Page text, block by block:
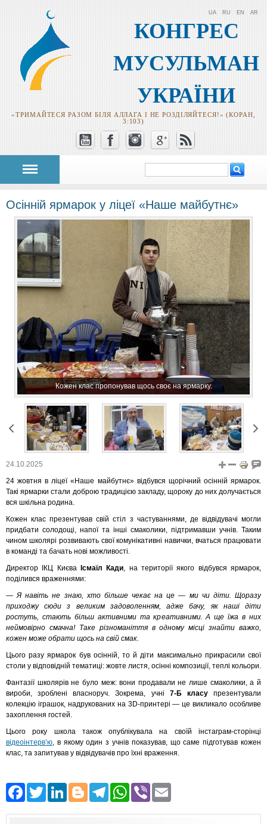
КОНГРЕС
МУСУЛЬМАН
УКРАЇНИ
«ТРИМАЙТЕСЯ РАЗОМ БІЛЯ АЛЛАГА І НЕ РОЗДІЛЯЙТЕСЯ!» (КОРАН,
3:103)
UA RU EN AR
Пошукова
форма
Осінній ярмарок у ліцеї «Наше майбутнє»
Кожен клас пропонував щось своє на ярмарку.
24.10.2025
24 жовтня в ліцеї «Наше майбутнє» відбувся щорічний осінній ярмарок.
Такі ярмарки стали доброю традицією закладу, щороку до них долучається
вся шкільна родина.
Кожен клас презентував свій стіл з частуваннями, де відвідувачі могли
придбати солодощі, напої та інші смаколики, підтримавши учнів. Таким
чином школярі розвивають свої комунікативні навички, вчаться працювати
в команді та бачать нові можливості.
Директор ІКЦ Києва
Ісмаїл Кади, на території якого відбувся ярмарок,
поділився враженнями:
— Я навіть не знаю, хто більше чекає на це — ми чи діти. Щоразу
приходжу сюди з великим задоволенням, адже бачу, як наші діти
ростуть, стають більш активними та креативними. А ще їжа в них
неймовірно смачна! Таке різноманіття в одному місці знайти важко,
кожен може обрати щось на свій смак.
Цього разу ярмарок був осінній, то й діти максимально прикрасили свої
столи у відповідній тематиці: жовте листя, осінні композиції, теплі кольори.
Фантазії школярів не було меж: вони продавали не лише смаколики, а й
вироби, зроблені власноруч. Зокрема, учні 7-Б класупрезентували
колекцію іграшок, надрукованих на 3D-принтері — це викликало особливе
захоплення гостей.
Цього року школа також опублікувала на своїй інстаграм-сторінці
відеоінтерв’ю, в якому один з учнів показував, що саме підготував кожен
клас, та запитував у відвідувачів про їхні враження.
Facebook
Twitter
LinkedIn
Blogger
Telegram
WhatsApp
Viber